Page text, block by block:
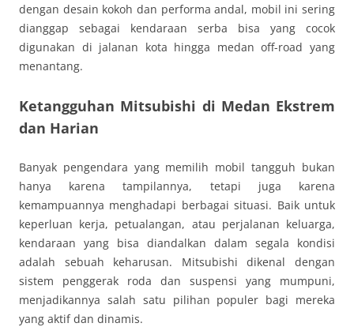
dengan desain kokoh dan performa andal, mobil ini sering
dianggap sebagai kendaraan serba bisa yang cocok
digunakan di jalanan kota hingga medan off-road yang
menantang.
Ketangguhan Mitsubishi di Medan Ekstrem
dan Harian
Banyak pengendara yang memilih mobil tangguh bukan
hanya karena tampilannya, tetapi juga karena
kemampuannya menghadapi berbagai situasi. Baik untuk
keperluan kerja, petualangan, atau perjalanan keluarga,
kendaraan yang bisa diandalkan dalam segala kondisi
adalah sebuah keharusan. Mitsubishi dikenal dengan
sistem penggerak roda dan suspensi yang mumpuni,
menjadikannya salah satu pilihan populer bagi mereka
yang aktif dan dinamis.